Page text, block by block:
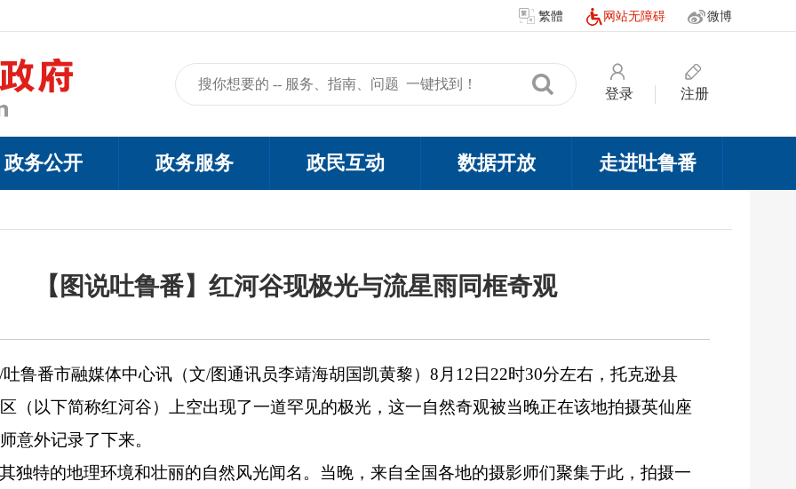
繁體 网站无障碍 微博
登录 注册
政务公开 政务服务 政民互动 数据开放 走进吐鲁番
【图说吐鲁番】红河谷现极光与流星雨同框奇观
/吐鲁番市融媒体中心讯（文/图通讯员李靖海胡国凯黄黎）8月12日22时30分左右，托克逊县
（以下简称红河谷）上空出现了一道罕见的极光，这一自然奇观被当晚正在该地拍摄英仙座
意外记录了下来。
独特的地理环境和壮丽的自然风光闻名。当晚，来自全国各地的摄影师们聚集于此，拍摄一